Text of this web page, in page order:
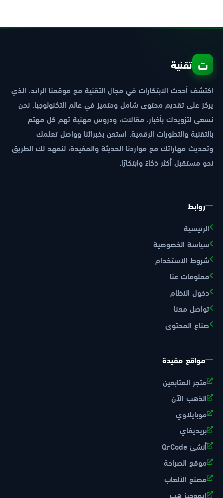
ت تقنية
اكتشف أحدث الابتكارات في مجال التقنية مع موقعنا الرائد، الذي
يركز على تقديم محتوى شامل ومتميز في عالم التكنولوجيا. نحن
نسعى لتزويدك بأخبار، مقالات، ودروس مهنية تهم كل مهتم
بالتقنية والتطورات الرقمية. استعن بخبرائنا وواصل تعلمك
وتحديث مهاراتك مع مواردنا الحديثة والمفيدة، لنمهد لك الطريق
نحو مستقبل أكثر ذكاءً وابتكارًا.
روابط
الرئيسية
سياسة الخصوصية
شروط الاستخدام
معلومات عنا
دخول النظام
تواصل معنا
صناع المحتوى
مواقع مفيدة
متجر المتابعين
الذهب الآن
موبايلاوي
بريديفاي
أنشئ QrCode
موقع الصراحة
مصنع الألعاب
ايموجيز هب